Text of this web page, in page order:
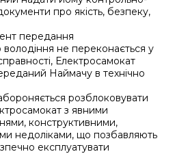
про якість, безпеку,
передання
не переконається у
Електросамокат
Наймачу в технічно
розблоковувати
з явними
конструктивними,
недоліками, що позбавляють
експлуатувати